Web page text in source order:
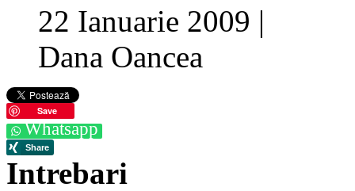
22 Ianuarie 2009 |
Dana Oancea
Save
Whatsapp
Intrebari